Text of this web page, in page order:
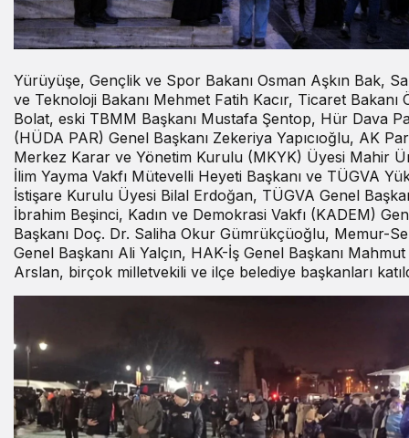
Yürüyüşe, Gençlik ve Spor Bakanı Osman Aşkın Bak,
ve Teknoloji Bakanı Mehmet Fatih Kacır, Ticaret Bakanı
Bolat, eski TBMM Başkanı Mustafa Şentop, Hür Dava
(HÜDA PAR) Genel Başkanı Zekeriya Yapıcıoğlu, AK
Merkez Karar ve Yönetim Kurulu (MKYK) Üyesi Mahir
İlim Yayma Vakfı Mütevelli Heyeti Başkanı ve TÜGVA
İstişare Kurulu Üyesi Bilal Erdoğan, TÜGVA Genel
İbrahim Beşinci, Kadın ve Demokrasi Vakfı (KADEM)
Başkanı Doç. Dr. Saliha Okur Gümrükçüoğlu, Memur-
Genel Başkanı Ali Yalçın, HAK-İş Genel Başkanı Mahmut
Arslan, birçok milletvekili ve ilçe belediye başkanları